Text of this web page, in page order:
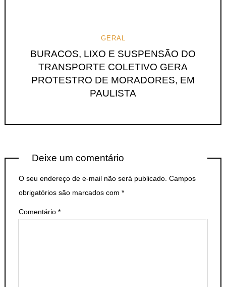
GERAL
BURACOS, LIXO E SUSPENSÃO DO
TRANSPORTE COLETIVO GERA
PROTESTRO DE MORADORES, EM
PAULISTA
Deixe um comentário
O seu endereço de e-mail não será publicado. Campos
obrigatórios são marcados com *
Comentário *